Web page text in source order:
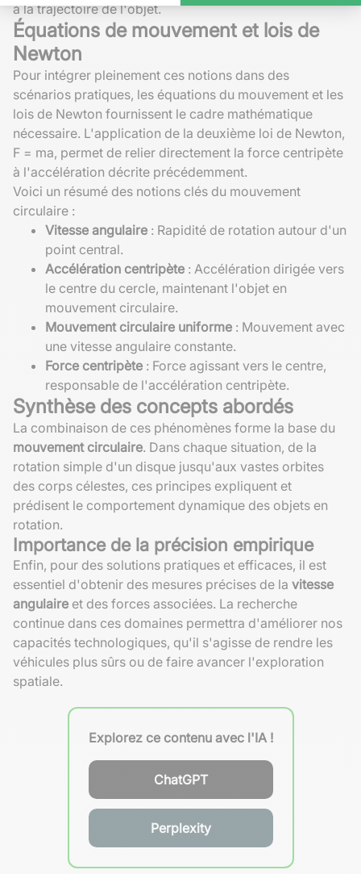
à la trajectoire de l'objet.
Équations de mouvement et lois de
Newton
Pour intégrer pleinement ces notions dans des
scénarios pratiques, les équations du mouvement et les
lois de Newton fournissent le cadre mathématique
nécessaire. L'application de la deuxième loi de Newton,
F = ma, permet de relier directement la force centripète
à l'accélération décrite précédemment.
Voici un résumé des notions clés du mouvement
circulaire :
Vitesse angulaire : Rapidité de rotation autour d'un
point central.
Accélération centripète : Accélération dirigée vers
le centre du cercle, maintenant l'objet en
mouvement circulaire.
Mouvement circulaire uniforme : Mouvement avec
une vitesse angulaire constante.
Force centripète : Force agissant vers le centre,
responsable de l'accélération centripète.
Synthèse des concepts abordés
La combinaison de ces phénomènes forme la base du
mouvement circulaire. Dans chaque situation, de la
rotation simple d'un disque jusqu'aux vastes orbites
des corps célestes, ces principes expliquent et
prédisent le comportement dynamique des objets en
rotation.
Importance de la précision empirique
Enfin, pour des solutions pratiques et efficaces, il est
essentiel d'obtenir des mesures précises de la vitesse
angulaire et des forces associées. La recherche
continue dans ces domaines permettra d'améliorer nos
capacités technologiques, qu'il s'agisse de rendre les
véhicules plus sûrs ou de faire avancer l'exploration
spatiale.
Explorez ce contenu avec l'IA !
ChatGPT
Perplexity